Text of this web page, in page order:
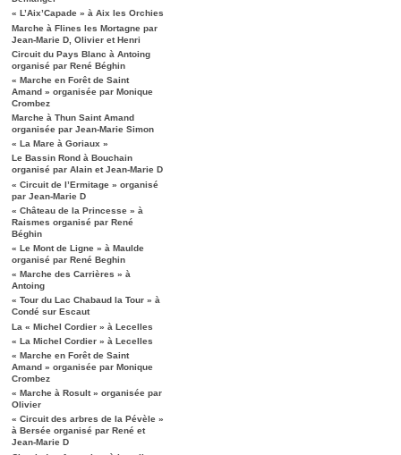
« L’Aix’Capade » à Aix les Orchies
Marche à Flines les Mortagne par
Jean-Marie D, Olivier et Henri
Circuit du Pays Blanc à Antoing
organisé par René Béghin
« Marche en Forêt de Saint
Amand » organisée par Monique
Crombez
Marche à Thun Saint Amand
organisée par Jean-Marie Simon
« La Mare à Goriaux »
Le Bassin Rond à Bouchain
organisé par Alain et Jean-Marie D
« Circuit de l’Ermitage » organisé
par Jean-Marie D
« Château de la Princesse » à
Raismes organisé par René
Béghin
« Le Mont de Ligne » à Maulde
organisé par René Beghin
« Marche des Carrières » à
Antoing
« Tour du Lac Chabaud la Tour » à
Condé sur Escaut
La « Michel Cordier » à Lecelles
« La Michel Cordier » à Lecelles
« Marche en Forêt de Saint
Amand » organisée par Monique
Crombez
« Marche à Rosult » organisée par
Olivier
« Circuit des arbres de la Pévèle »
à Bersée organisé par René et
Jean-Marie D